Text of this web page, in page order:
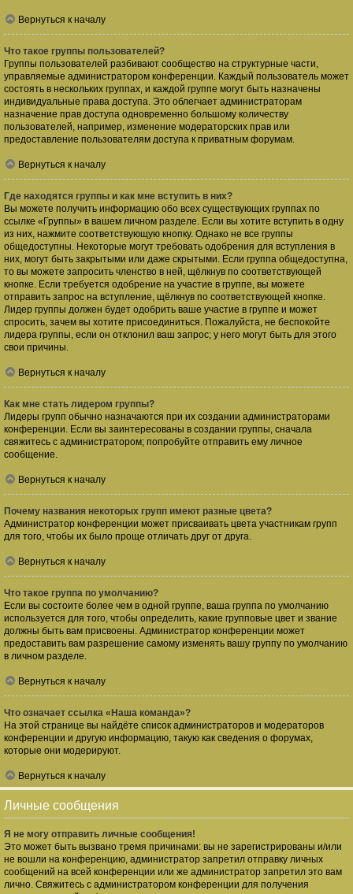
Вернуться к началу
Что такое группы пользователей?
Группы пользователей разбивают сообщество на структурные части,
управляемые администратором конференции. Каждый пользователь может
состоять в нескольких группах, и каждой группе могут быть назначены
индивидуальные права доступа. Это облегчает администраторам
назначение прав доступа одновременно большому количеству
пользователей, например, изменение модераторских прав или
предоставление пользователям доступа к приватным форумам.
Вернуться к началу
Где находятся группы и как мне вступить в них?
Вы можете получить информацию обо всех существующих группах по
ссылке «Группы» в вашем личном разделе. Если вы хотите вступить в одну
из них, нажмите соответствующую кнопку. Однако не все группы
общедоступны. Некоторые могут требовать одобрения для вступления в
них, могут быть закрытыми или даже скрытыми. Если группа общедоступна,
то вы можете запросить членство в ней, щёлкнув по соответствующей
кнопке. Если требуется одобрение на участие в группе, вы можете
отправить запрос на вступление, щёлкнув по соответствующей кнопке.
Лидер группы должен будет одобрить ваше участие в группе и может
спросить, зачем вы хотите присоединиться. Пожалуйста, не беспокойте
лидера группы, если он отклонил ваш запрос; у него могут быть для этого
свои причины.
Вернуться к началу
Как мне стать лидером группы?
Лидеры групп обычно назначаются при их создании администраторами
конференции. Если вы заинтересованы в создании группы, сначала
свяжитесь с администратором; попробуйте отправить ему личное
сообщение.
Вернуться к началу
Почему названия некоторых групп имеют разные цвета?
Администратор конференции может присваивать цвета участникам групп
для того, чтобы их было проще отличать друг от друга.
Вернуться к началу
Что такое группа по умолчанию?
Если вы состоите более чем в одной группе, ваша группа по умолчанию
используется для того, чтобы определить, какие групповые цвет и звание
должны быть вам присвоены. Администратор конференции может
предоставить вам разрешение самому изменять вашу группу по умолчанию
в личном разделе.
Вернуться к началу
Что означает ссылка «Наша команда»?
На этой странице вы найдёте список администраторов и модераторов
конференции и другую информацию, такую как сведения о форумах,
которые они модерируют.
Вернуться к началу
Личные сообщения
Я не могу отправить личные сообщения!
Это может быть вызвано тремя причинами: вы не зарегистрированы и/или
не вошли на конференцию, администратор запретил отправку личных
сообщений на всей конференции или же администратор запретил это вам
лично. Свяжитесь с администратором конференции для получения